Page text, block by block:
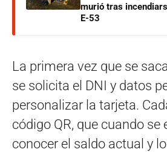
murió tras
E-53
La primera vez que se
se solicita el DNI y datos
personalizar la tarjeta.
código QR, que cuando se
conocer el saldo actual y